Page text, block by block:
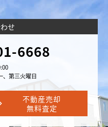
せ
6668
、第三火曜日
不動産売却
無料査定